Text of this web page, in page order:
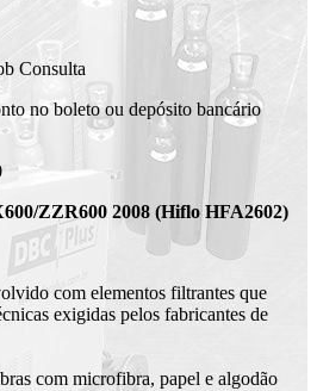
Consulta
no boleto ou depósito bancário
ZZR600 2008 (Hiflo HFA2602)
com elementos filtrantes que
exigidas pelos fabricantes de
com microfibra, papel e algodão